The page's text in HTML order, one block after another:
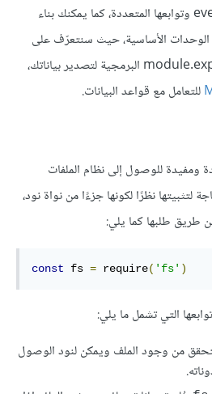
وحدة fs وpath وos وevents وتوابعها المتعددة، كما يمكنك بناء
الأساسية، حيث سنتعرّف على
كيفية استخدام واجهة module.exports البرمجية لتصدير بياناتك،
للتعامل مع قواعد البيانات.
ومفيدة للوصول إلى نظام الملفات
لتثبيتها نظرًا لكونها جزءًا من نواة نود،
طريق طلبها كما يلي:
const fs = require( 'fs' )
التي تشمل ما يلي:
من وجود الملف ويمكن لنود الوصول